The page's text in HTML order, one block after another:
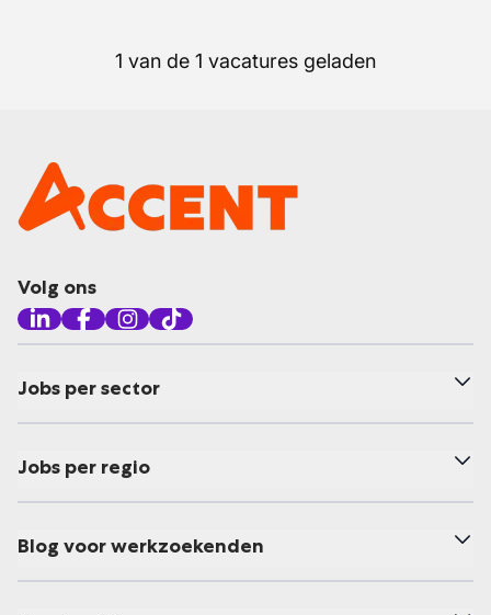
1 van de 1 vacatures geladen
Volg ons
Jobs per sector
Jobs per regio
Blog voor werkzoekenden